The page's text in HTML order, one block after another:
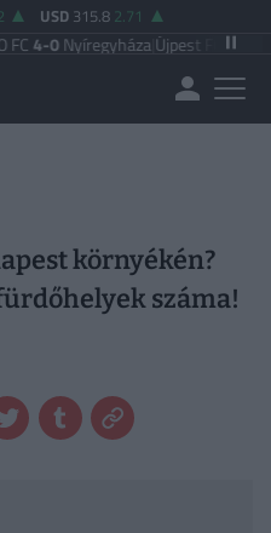
USD 315.8 2.71
|Újpest FC4-2Debreceni
környékén?
száma!